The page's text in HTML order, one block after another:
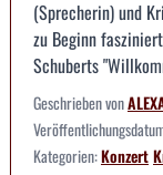
(Sprecherin) und
zu Beginn
Schuberts
Geschrieben von
Kategorien:Konzert